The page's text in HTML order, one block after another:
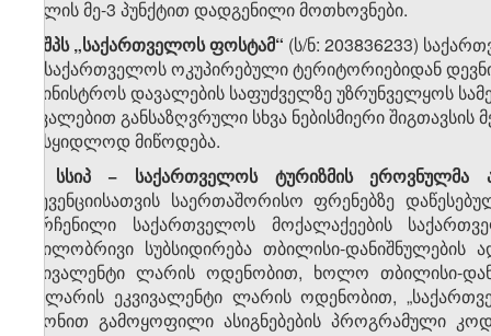
მუხლის მე-3 პუნქტით დადგენილი მოთხოვნები.
. შპს „საქართველოს ფოსტამ“ (ს/ნ: 203836233)
და საქართველოს ოკუპირებული ტერიტორიებიდან
სამინისტროს დავალების საფუძველზე უზრუნველყოს
დავალებით განსაზღვრული სხვა ნებისმიერი
უსასყიდლოდ მიწოდება.
. სსიპ − საქართველოს ტურიზმის ეროვნულმა
პრევენციისათვის საერთაშორისო ფრენებზე
დარჩენილი საქართველოს მოქალაქეების
ნაწილობრივი სუბსიდირება თბილისი-
ეკვივალენტი ლარის ოდენობით, ხოლო თბილისი-
დოლარის ეკვივალენტი ლარის ოდენობით,
კანონით გამოყოფილი ასიგნებების პროგრამული